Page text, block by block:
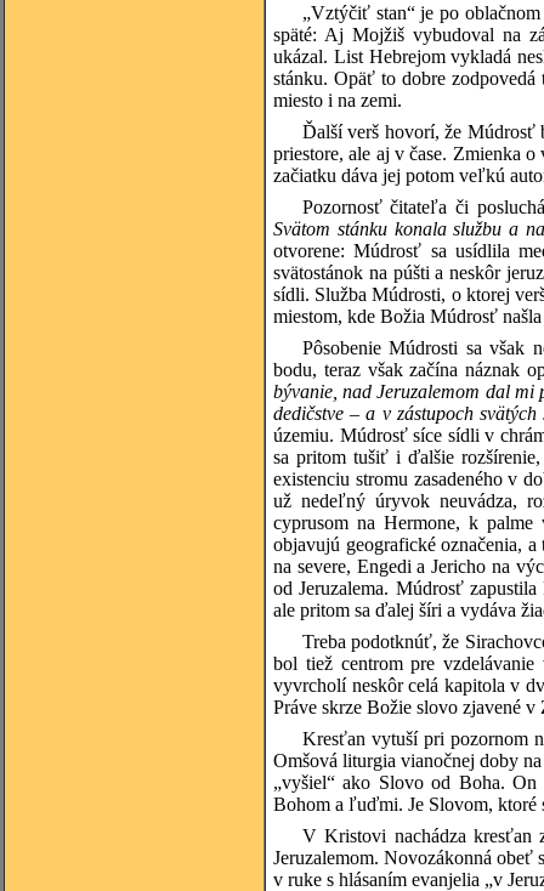
„Vztýčiť stan“ je po
späté: Aj Mojžiš vybudoval na
ukázal. List Hebrejom vykladá
stánku. Opäť to dobre
miesto i na zemi.
Ďalší verš hovorí, že Múdrosť
priestore, ale aj v čase. Zmienka
začiatku dáva jej potom veľkú
Pozornosť čitateľa či
Svätom stánku konala službu a
otvorene: Múdrosť sa usídlila
svätostánok na púšti a neskôr
sídli. Služba Múdrosti, o ktorej
miestom, kde Božia Múdrosť
Pôsobenie Múdrosti sa však
bodu, teraz však začína náznak
bývanie, nad Jeruzalemom dal mi
dedičstve – a v zástupoch
územiu. Múdrosť síce sídli v
sa pritom tušiť i ďalšie
existenciu stromu zasadeného v
už nedeľný úryvok neuvádza,
cyprusom na Hermone, k
objavujú geografické označenia,
na severe, Engedi a Jericho na
od Jeruzalema. Múdrosť
ale pritom sa ďalej šíri a vydáva
Treba podotknúť, že
bol tiež centrom pre
vyvrcholí neskôr celá kapitola v
Práve skrze Božie slovo zjavené
Kresťan vytuší pri pozornom
Omšová liturgia vianočnej doby
„vyšiel“ ako Slovo od Boha.
Bohom a ľuďmi. Je Slovom, ktoré
V Kristovi nachádza kresťan
Jeruzalemom. Novozákonná obeť
v ruke s hlásaním evanjelia „v